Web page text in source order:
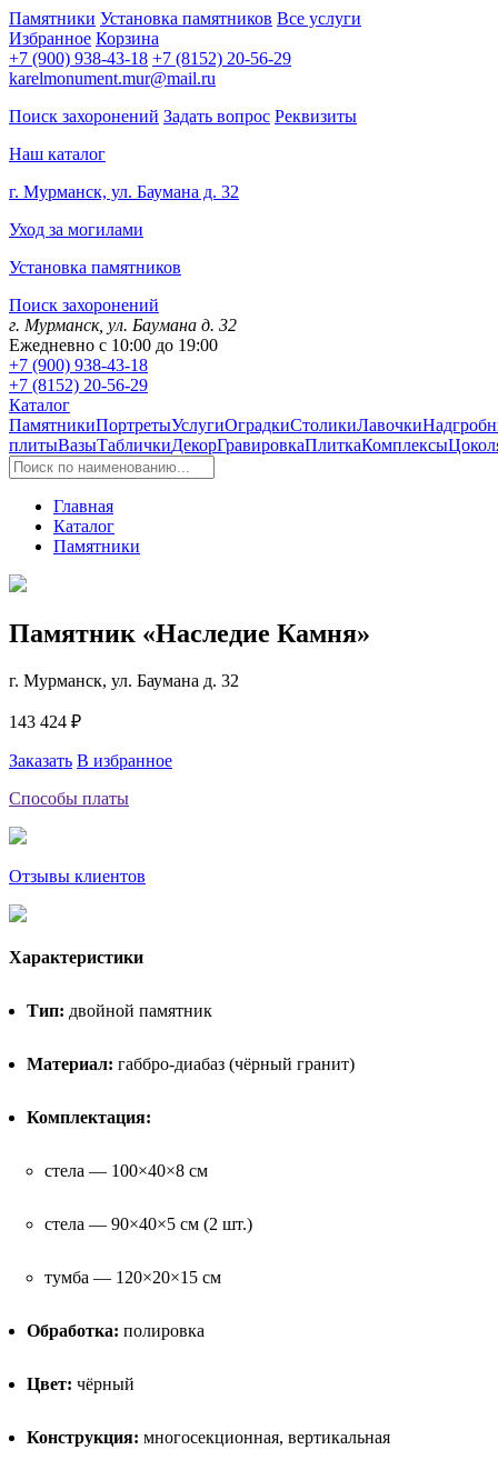
Памятники Установка памятников Все услуги
Избранное Корзина
+7 (900) 938-43-18 +7 (8152) 20-56-29
karelmonument.mur@mail.ru
Поиск захоронений Задать вопрос Реквизиты
Наш каталог
г. Мурманск, ул. Баумана д. 32
Уход за могилами
Установка памятников
Поиск захоронений
г. Мурманск, ул. Баумана д. 32
Ежедневно с 10:00 до 19:00
+7 (900) 938-43-18
+7 (8152) 20-56-29
Каталог
ПамятникиПортретыУслугиОградкиСтоликиЛавочки
плитыВазыТабличкиДекорГравировкаПлиткаКомплексы
Главная
Каталог
Памятники
Памятник «Наследие Камня»
г. Мурманск, ул. Баумана д. 32
143 424 ₽
Заказать В избранное
Способы платы
Отзывы клиентов
Характеристики
Тип: двойной памятник
Материал: габбро-диабаз (чёрный гранит)
Комплектация:
стела — 100×40×8 см
стела — 90×40×5 см (2 шт.)
тумба — 120×20×15 см
Обработка: полировка
Цвет: чёрный
Конструкция: многосекционная, вертикальная